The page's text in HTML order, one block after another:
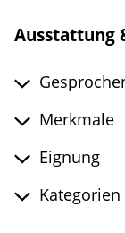
Ausstattung
Merkmale
Eignung
Kategorien